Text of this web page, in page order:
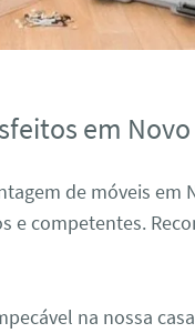
em Novo
de móveis em
e competentes.
na nossa